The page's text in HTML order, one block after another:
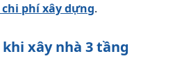
phí xây dựng.
xây nhà 3 tầng